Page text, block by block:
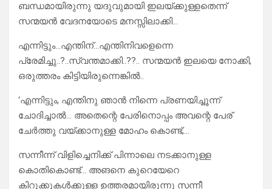
ബന്ധമായിരുന്നു യദുവുമായി ഇലയ്ക്കുള്ളതെന്ന്
സന്മയൻ വേദനയോടെ മനസ്സിലാക്കി…
എന്നിട്ടും…എന്തിന്…എന്തിനിവളെന്നെ
പ്രേമിച്ചു..?..സ്വന്തമാക്കി..??.. സന്മയൻ ഇലയെ നോക്കി,
ഒരുത്തരം കിട്ടിയിരുന്നെങ്കിൽ..
‘എന്നിട്ടും, എന്തിനു ഞാൻ നിന്നെ പ്രണയിച്ചൂന്ന്
ചോദിച്ചാൽ… അതെന്റെ പേരിനൊപ്പം അവന്റെ പേര്
ചേർത്തു വയ്ക്കാനുള്ള മോഹം കൊണ്ട്,…
സന്നീന്ന് വിളിച്ചെനിക്ക് പിന്നാലെ നടക്കാനുള്ള
കൊതികൊണ്ട്‌… അങനെ കുറെയേറെ
കിറുക്കുകൾക്കുള്ള ഉത്തരമായിരുന്നു സന്നീ